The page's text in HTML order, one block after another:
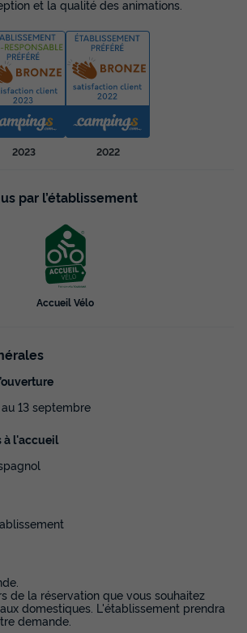
personnes - Mobil-home |
| 4 Pers. | Terrasse
Cafetière Congélateur
- Mobil-home | Comfort | 2 Ch. | 4
non couverte
au26/09/2026
et la qualité des animations.
2023 2022
par l’établissement
Accueil Vélo
13 septembre
à l'accueil
de la réservation que vous souhaitez
domestiques. L'établissement prendra
demande.